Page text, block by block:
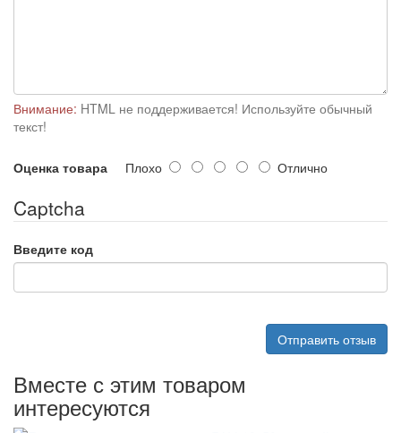
Внимание: HTML не поддерживается! Используйте обычный
текст!
Оценка товара Плохо Отлично
Captcha
Введите код
Отправить отзыв
Вместе с этим товаром
интересуются